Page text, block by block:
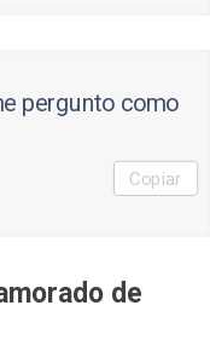
pergunto como
Copiar
de